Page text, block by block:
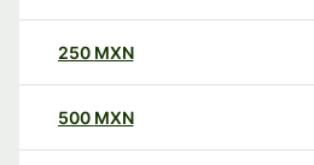
250 MXN
500 MXN